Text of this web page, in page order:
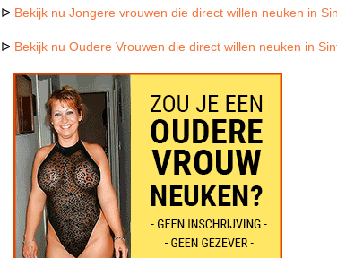
ᐅ Bekijk nu Jongere vrouwen die direct willen neuken in
ᐅ Bekijk nu Oudere Vrouwen die direct willen neuken in